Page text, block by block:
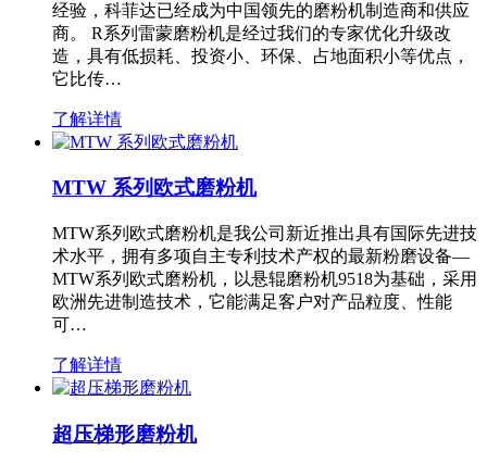
经验，科菲达已经成为中国领先的磨粉机制造商和供应
商。 R系列雷蒙磨粉机是经过我们的专家优化升级改
造，具有低损耗、投资小、环保、占地面积小等优点，
它比传…
了解详情
MTW 系列欧式磨粉机
MTW系列欧式磨粉机是我公司新近推出具有国际先进技
术水平，拥有多项自主专利技术产权的最新粉磨设备—
MTW系列欧式磨粉机，以悬辊磨粉机9518为基础，采用
欧洲先进制造技术，它能满足客户对产品粒度、性能
可…
了解详情
超压梯形磨粉机